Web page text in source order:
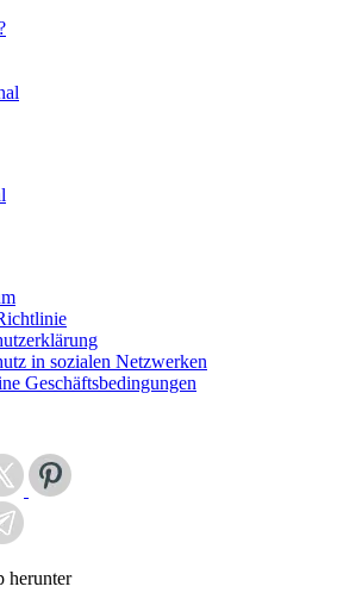
in sozialen Netzwerken
Geschäftsbedingungen
herunter